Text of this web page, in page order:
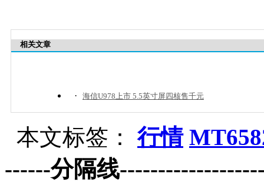
相关文章
· 海信U978上市 5.5英寸屏四核售千元
本文标签：行情
------分隔线